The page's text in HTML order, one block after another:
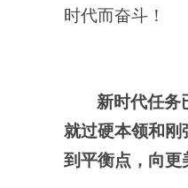
时代而奋斗！
新时代任务
就过硬本领和刚
到平衡点，向更